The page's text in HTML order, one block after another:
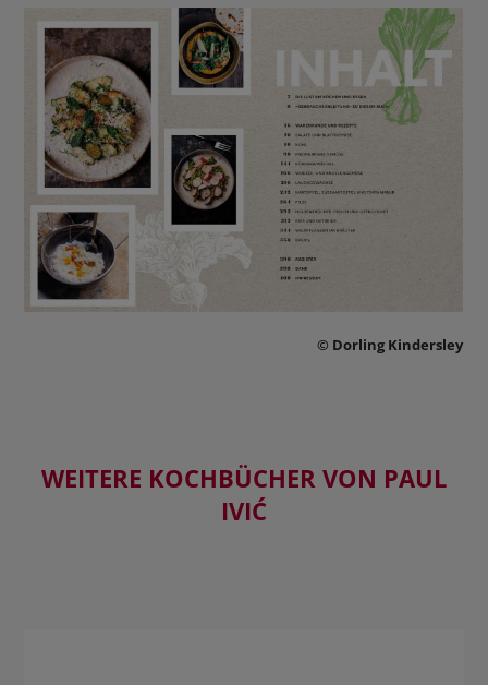
© Dorling Kindersley
WEITERE KOCHBÜCHER VON PAUL
IVIĆ